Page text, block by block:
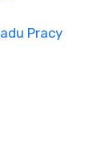
Pracy